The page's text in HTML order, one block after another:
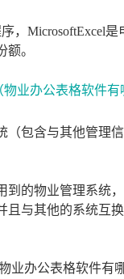
，MicrosoftExcel是
。
包含与其他管理
的物业管理系统
与其他的系统互换
业办公表格软件有